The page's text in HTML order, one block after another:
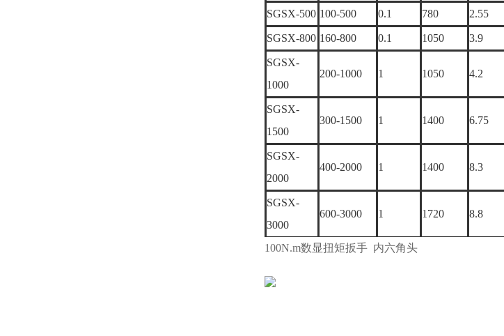
SGSX-500 100-500 0.1 780 2.55
SGSX-800 160-800 0.1 1050 3.9
SGSX-
1000
200-1000 1 1050 4.2
SGSX-
1500
300-1500 1 1400 6.75
SGSX-
2000
400-2000 1 1400 8.3
SGSX-
3000
600-3000 1 1720 8.8
100N.m数显扭矩扳手 内六角头